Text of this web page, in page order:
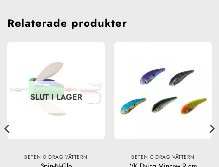
Relaterade produkter
SLUT I LAGER
BETEN O DRAG VÄTTERN BETEN O DRAG VÄTTERN